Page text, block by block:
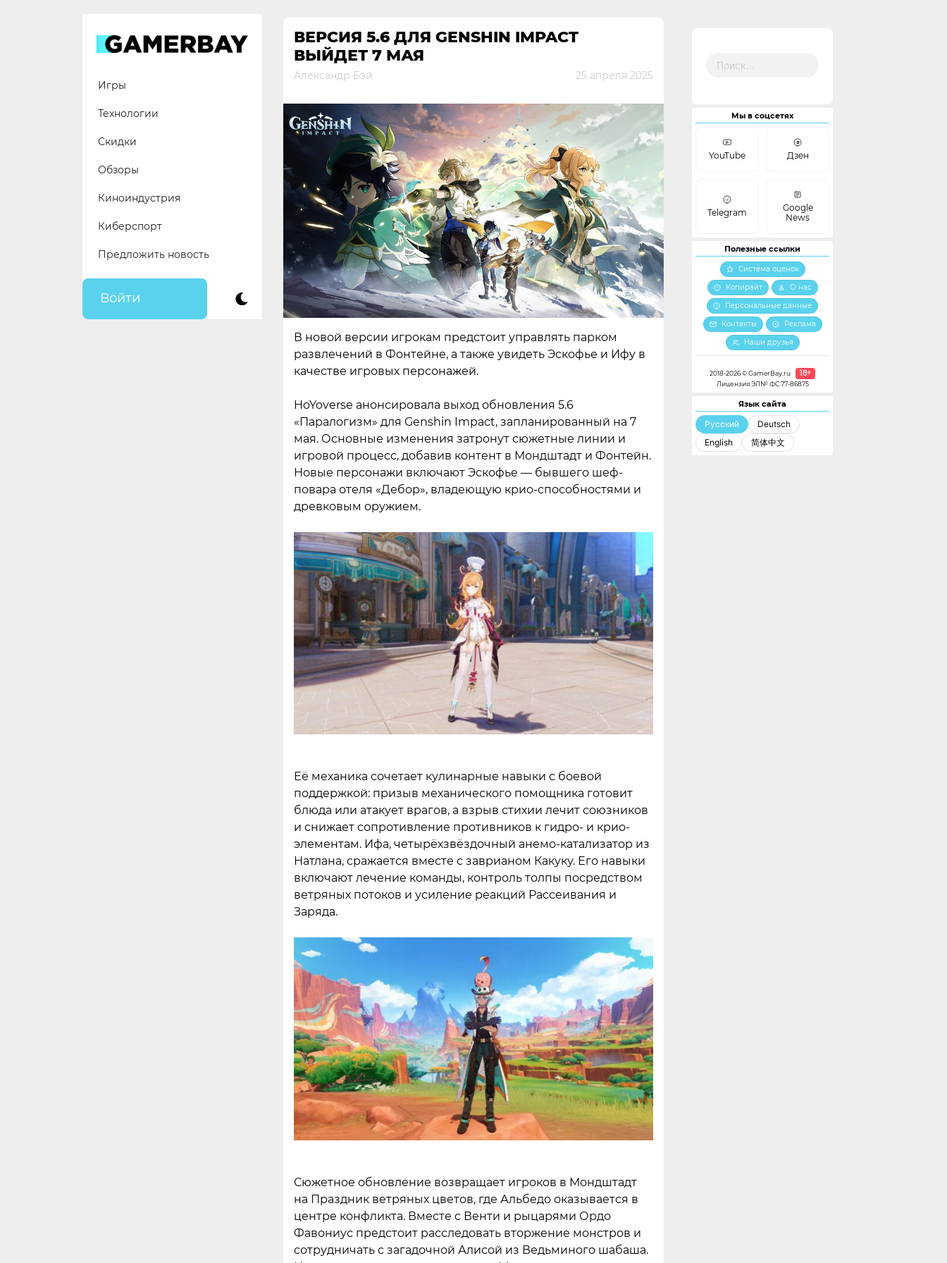
Игры
Технологии
Скидки
Обзоры
Киноиндустрия
Киберспорт
Предложить новость
Войти
ВЕРСИЯ 5.6 ДЛЯ GENSHIN IMPACT
ВЫЙДЕТ 7 МАЯ
Александр Бэй 25 апреля 2025
В новой версии игрокам предстоит управлять парком
развлечений в Фонтейне, а также увидеть Эскофье и Ифу в
качестве игровых персонажей.
HoYoverse анонсировала выход обновления 5.6
«Паралогизм» для Genshin Impact, запланированный на 7
мая. Основные изменения затронут сюжетные линии и
игровой процесс, добавив контент в Мондштадт и Фонтейн.
Новые персонажи включают Эскофье — бывшего шеф-
повара отеля «Дебор», владеющую крио-способностями и
древковым оружием.
Её механика сочетает кулинарные навыки с боевой
поддержкой: призыв механического помощника готовит
блюда или атакует врагов, а взрыв стихии лечит союзников
и снижает сопротивление противников к гидро- и крио-
элементам. Ифа, четырёхзвёздочный анемо-катализатор из
Натлана, сражается вместе с заврианом Какуку. Его навыки
включают лечение команды, контроль толпы посредством
ветряных потоков и усиление реакций Рассеивания и
Заряда.
Сюжетное обновление возвращает игроков в Мондштадт
на Праздник ветряных цветов, где Альбедо оказывается в
центре конфликта. Вместе с Венти и рыцарями Ордо
Фавониус предстоит расследовать вторжение монстров и
сотрудничать с загадочной Алисой из Ведьминого шабаша.
Мы в соцсетях
YouTube Дзен
Telegram
Google
News
Полезные ссылки
Система оценок
Копирайт
О нас
Персональные данные
Контакты
Реклама
Наши друзья
2018-2026 © GamerBay.ru 18+
Лицензия ЭЛ№ ФС 77-86875
Язык сайта
Русский
Deutsch
English
简体中文